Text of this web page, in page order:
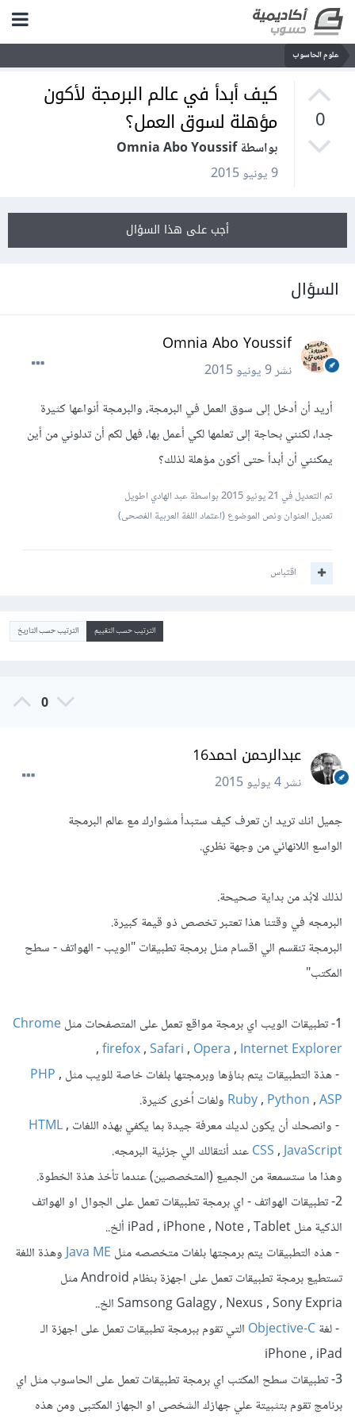
علوم الحاسوب
0
كيف أبدأ في عالم البرمجة لأكون
مؤهلة لسوق العمل؟
بواسطة Omnia Abo Youssif
9 يونيو 2015
أجب على هذا السؤال
السؤال
Omnia Abo Youssif
نشر9 يونيو 2015
أريد أن أدخل إلى سوق العمل في البرمجة، والبرمجة أنواعها كثيرة
جدا، لكنني بحاجة إلى تعلمها لكي أعمل بها، فهل لكم أن تدلوني من أين
يمكنني أن أبدأ حتى أكون مؤهلة لذلك؟
تم التعديل في 21 يونيو 2015
بواسطة عبد الهادي اطويل
تعديل العنوان ونص الموضوع (اعتماد اللغة العربية الفصحى)
اقتباس
الترتيب حسب التقييم الترتيب حسب التاريخ
0
عبدالرحمن احمد16
نشر4 يوليو 2015
جميل انك تريد ان تعرف كيف ستبدأ مشوارك مع عالم البرمجة
الواسع اللانهائي من وجهة نظري.
لذلك لابُد من بداية صحيحة.
البرمجه في وقتنا هذا تعتبر تخصص ذو قيمة كبيرة.
البرمجة تنقسم الي اقسام مثل برمجة تطبيقات "الويب - الهواتف - سطح
المكتب"
1- تطبيقات الويب اي برمجة مواقع تعمل على المتصفحات مثل
Chrome
,firefox,Safari,Opera,Internet Explorer
- هذة التطبيقات يتم بناؤها وبرمجتها بلغات خاصة للويب مثل PHP,
Ruby,Python,ASP
ولغات اُخرى كثيرة.
- وانصحك أن يكون لديك معرفة جيدة بما يكفي بهذه اللغات HTML,
CSS,JavaScript
عند أنتقالك الي جزئية البرمجه.
وهذا ما ستسمعة من الجميع (المتخصصين) عندما تأخذ هذة الخطوة.
2- تطبيقات الهواتف - اي برمجة تطبيقات تعمل على الجوال او الهواتف
الذكية مثل iPad , iPhone , Note , Tablet ألخ..
- هذه التطبيقات يتم برمجتها بلغات متخصصه مثل Java MEوهذة اللغة
تستطيع برمجة تطبيقات تعمل على اجهزة بنظام Android مثل
Samsong Galagy , Nexus , Sony Expria الخ..
- لغةObjective-Cالتي تقوم ببرمجة تطبيقات تعمل على اجهزة الـ
iPhone , iPad
3- تطبيقات سطح المكتب اي برمجة تطبيقات تعمل على الحاسوب مثل اي
برنامج تقوم بتثبيتة علي جهازك الشخصى او الجهاز المكتبى ومن هذه